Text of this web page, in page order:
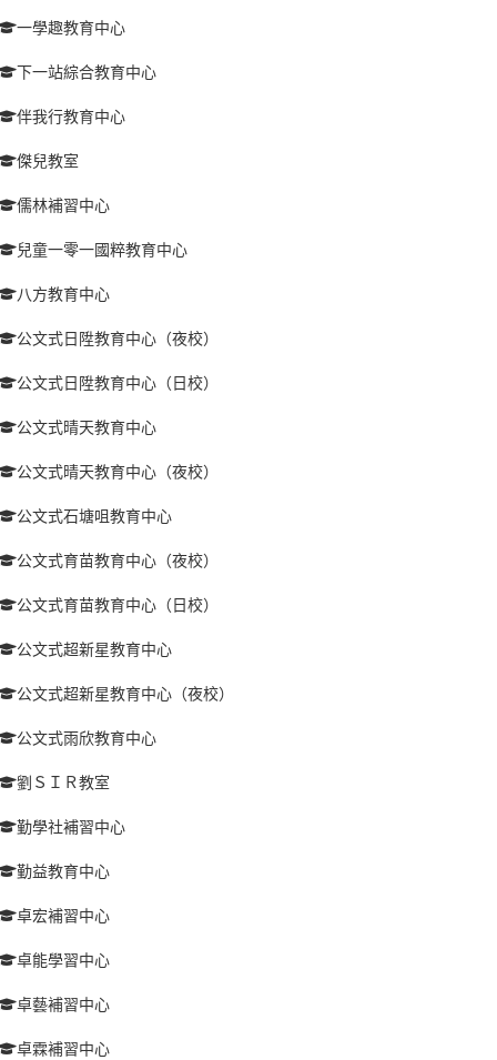
一學趣教育中心
下一站綜合教育中心
伴我行教育中心
傑兒教室
儒林補習中心
兒童一零一國粹教育中心
八方教育中心
公文式日陞教育中心（夜校）
公文式日陞教育中心（日校）
公文式晴天教育中心
公文式晴天教育中心（夜校）
公文式石塘咀教育中心
公文式育苗教育中心（夜校）
公文式育苗教育中心（日校）
公文式超新星教育中心
公文式超新星教育中心（夜校）
公文式雨欣教育中心
劉ＳＩＲ教室
勤學社補習中心
勤益教育中心
卓宏補習中心
卓能學習中心
卓藝補習中心
卓霖補習中心